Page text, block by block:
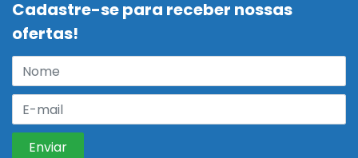
Cadastre-se para receber nossas
ofertas!